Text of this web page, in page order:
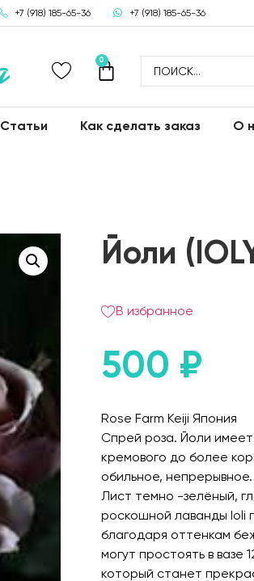
+7 (918) 185-65-36 +7 (918) 185-65-36
0
Статьи Как сделать заказ О
Йоли
В избранное
500 ₽
Rose Farm Keiji Япония
Спрей роза. Йоли
кремового до более
обильное,
Лист темно -зелёный,
роскошной лаванды Ioli
благодаря оттенкам
могут простоять в вазе
который станет